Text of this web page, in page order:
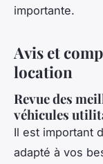
importante.
Avis et
location
Revue des
véhicules
Il est important
adapté à vos